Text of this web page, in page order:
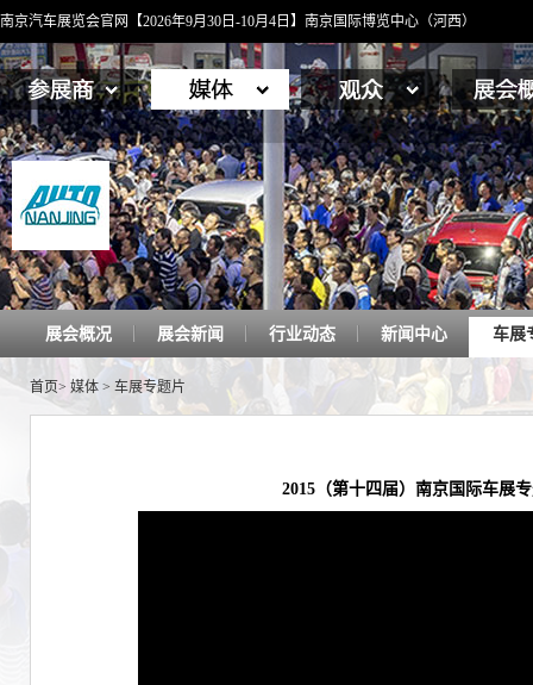
南京汽车展览会官网【2026年9月30日-10月4日】南京国际博览中心（河西）
展会概况 展会新闻 行业动态 新闻中心 车展
首页> 媒体 > 车展专题片
2015（第十四届）南京国际车展